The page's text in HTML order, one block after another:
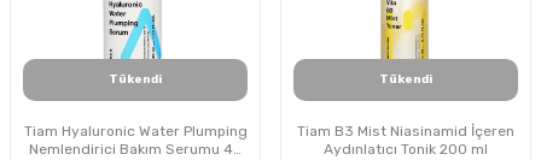
Tükendi
Tiam Hyaluronic Water Plumping
Nemlendirici Bakım Serumu 40
Tükendi
Tiam B3 Mist Niasinamid İçeren
Aydınlatıcı Tonik 200 ml